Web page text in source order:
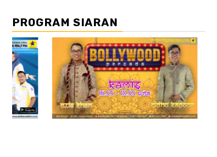
PROGRAM SIARAN
//3